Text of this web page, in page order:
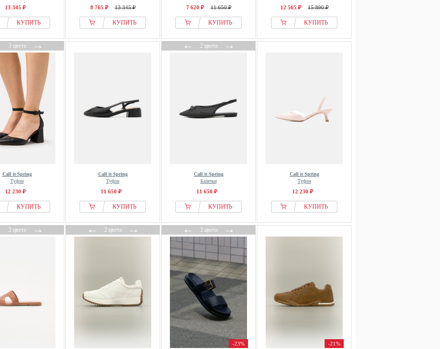
13 345 ₽
КУПИТЬ
8 765 ₽ 13 345 ₽
КУПИТЬ
7 620 ₽ 11 650 ₽
КУПИТЬ
12 565 ₽ 15 890 ₽
КУПИТЬ
3 цвета→
Call it Spring
Туфли
12 230 ₽
КУПИТЬ
Call it Spring
Туфли
11 650 ₽
КУПИТЬ
←2 цвета→
Call it Spring
Балетки
11 650 ₽
КУПИТЬ
Call it Spring
Туфли
12 230 ₽
КУПИТЬ
2 цвета→ ←2 цвета→ ←3 цвета→
-23% -21%